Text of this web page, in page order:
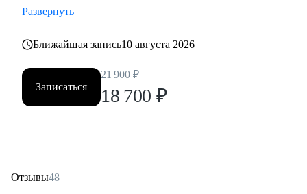
Развернуть
Ближайшая запись10 августа 2026
Записаться
21 900 ₽
18 700 ₽
Отзывы48